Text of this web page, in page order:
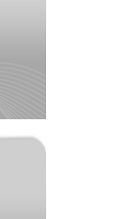
les partenaires